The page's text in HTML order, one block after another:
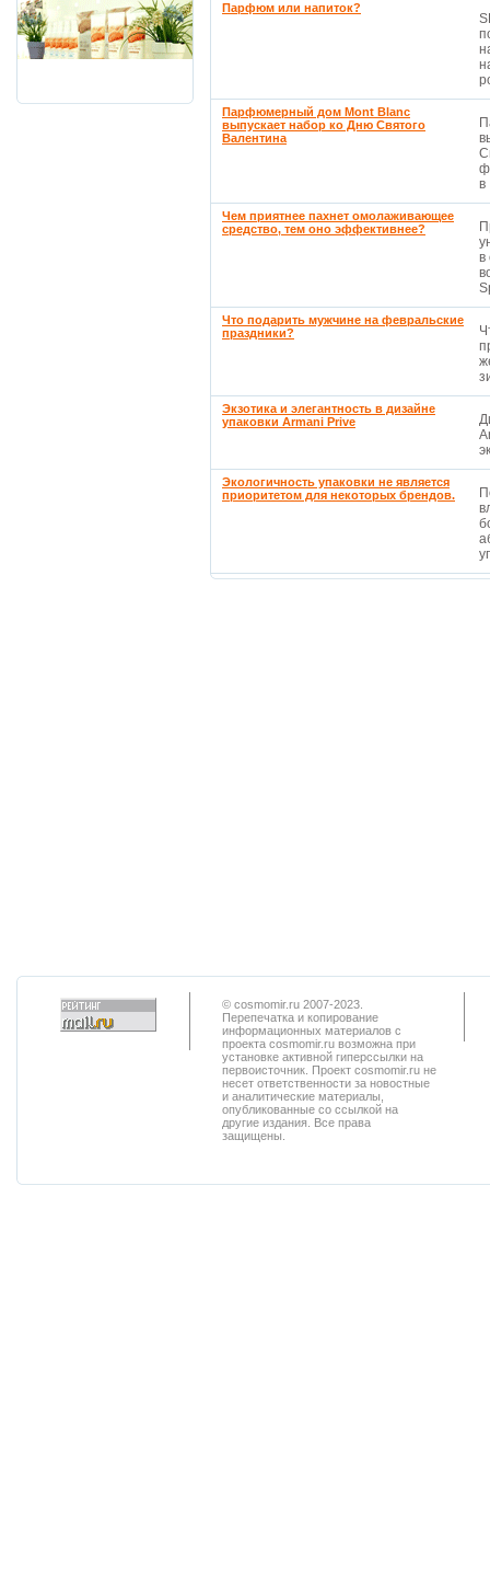
Парфюм или напиток?
Парфюмерный дом Mont Blanc
выпускает набор ко Дню Святого
Валентина
в
Чем приятнее пахнет омолаживающее
средство, тем оно эффективнее?
в
Что подарить мужчине на февральские
праздники?
Экзотика и элегантность в дизайне
упаковки Armani Prive
Экологичность упаковки не является
приоритетом для некоторых брендов.
© cosmomir.ru 2007-2023.
Перепечатка и копирование
информационных материалов с
проекта cosmomir.ru возможна при
установке активной гиперссылки на
первоисточник. Проект cosmomir.ru не
несет ответственности за новостные
и аналитические материалы,
опубликованные со ссылкой на
другие издания. Все права
защищены.